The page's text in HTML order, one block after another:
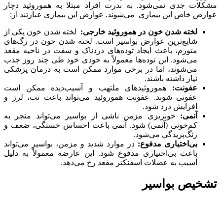
مشکلات جدی نمی‌شود. به ندرت افراد مبتلا به هموروئید دچار
عوارض خاص این بیماری می‌شوند. عوارض این بیماری عبارتند از:
لخته شدن خون در هموروئید خارجی: لخته شدن خون یکی از
شایع‌ترین عوارض بواسیر است. لخته شدن خون در رگ‌های
متورم، باعث ایجاد توده‌های دردناک و سفت در ناحیه مقعد
می‌شود. این توده‌ها معمولاً به خودی خود طی چند روز جذب
می‌شوند، اما در برخی موارد ممکن است به درمان پزشکی
نیاز داشته باشند.
عفونت: هموروئیدهای ملتهب و آسیب‌دیده ممکن است
عفونی شوند. عفونت هموروئید می‌تواند باعث تب، لرز و
افزایش درد شود.
آنمی: خونریزی مزمن ناشی از بواسیر می‌تواند منجر به
کم‌خونی (آنمی) شود. آنمی باعث احساس خستگی، ضعف و
رنگ‌پریدگی می‌شود.
بی‌اختیاری مدفوع: در موارد شدید و مزمن، بواسیر می‌تواند
باعث بی‌اختیاری مدفوع شود. این عارضه معمولاً به دلیل
آسیب به عضلات اسفنکتر مقعد رخ می‌دهد.
تشخیص بواسیر